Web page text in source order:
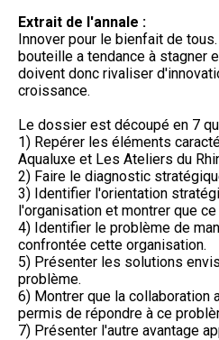
Extrait de l'annale :
Innover pour le bienfait de
bouteille a tendance à stagner
doivent donc rivaliser
croissance.
Le dossier est découpé en 7
1) Repérer les éléments
Aqualuxe et Les Ateliers du
2) Faire le diagnostic
3) Identifier l'orientation
l'organisation et montrer que
4) Identifier le problème de
confrontée cette organisation.
5) Présenter les solutions
problème.
6) Montrer que la collaboration
permis de répondre à ce
7) Présenter l'autre avantage